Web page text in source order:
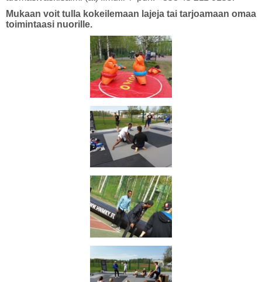
Mukaan voit tulla kokeilemaan lajeja tai tarjoamaan omaa
toimintaasi nuorille.